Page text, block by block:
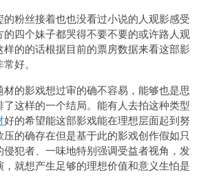
粉丝接着也也没看过小说的人观影感受
四个妹子都哭得不要不要的或许路人观
的的话根据目前的票房数据来看这部影
好。
的影戏想过审的确不容易，能够也是思
这样的一个结局。能有人去拍这种类型
好的希望能这部影戏能在理想层面起到努
的确存在但是基于此的影戏创作假如只
犯者、一味地特别强调受益者视角，发
就想产生足够的理想价值和意义生怕是